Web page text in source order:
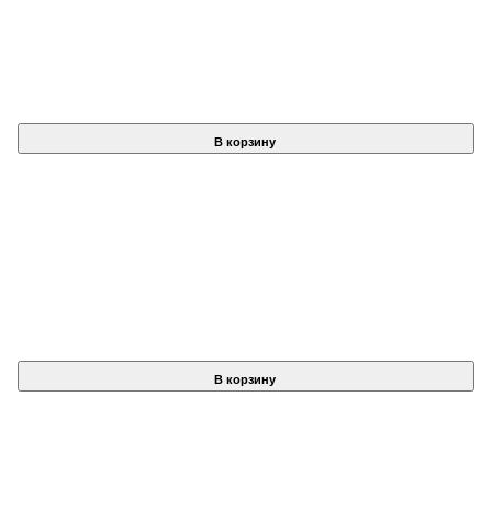
В корзину
В корзину